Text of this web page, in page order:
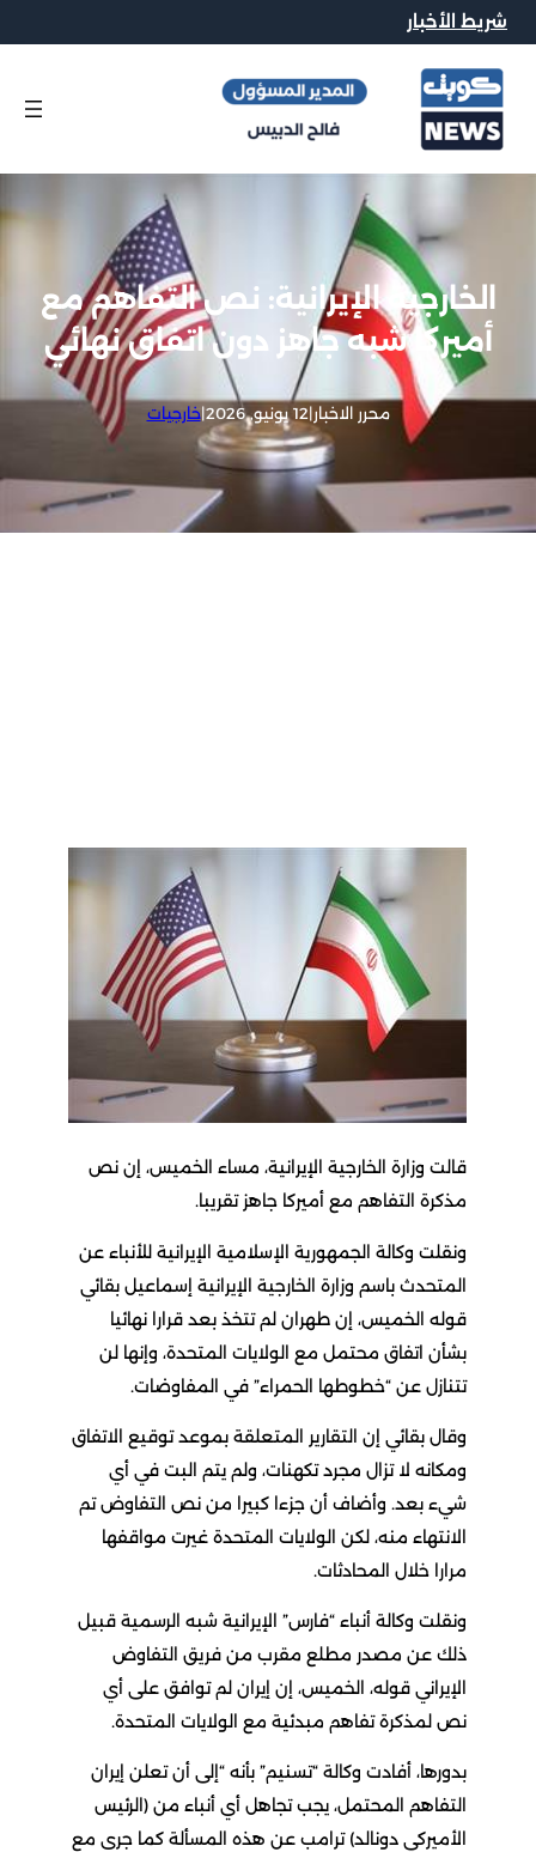
شريط الأخبار
الخارجية الإيرانية: نص التفاهم مع
أميركا شبه جاهز دون اتفاق نهائي
محرر الاخبار|12 يونيو, 2026 |خارجيات
قالت وزارة الخارجية الإيرانية، مساء الخميس، إن نص
مذكرة التفاهم مع أميركا جاهز تقريبا.
ونقلت وكالة الجمهورية الإسلامية الإيرانية للأنباء عن
المتحدث باسم وزارة الخارجية الإيرانية إسماعيل بقائي
قوله الخميس، إن طهران لم تتخذ بعد قرارا نهائيا
بشأن اتفاق محتمل مع الولايات المتحدة، وإنها لن
تتنازل عن “خطوطها الحمراء” في المفاوضات.
وقال بقائي إن التقارير المتعلقة بموعد توقيع الاتفاق
ومكانه لا تزال مجرد تكهنات، ولم يتم البت في أي
شيء بعد. وأضاف أن جزءا كبيرا من نص التفاوض تم
الانتهاء منه، لكن الولايات المتحدة غيرت مواقفها
مرارا خلال المحادثات.
ونقلت وكالة أنباء “فارس” الإيرانية شبه الرسمية قبيل
ذلك عن مصدر مطلع مقرب من فريق التفاوض
الإيراني قوله، الخميس، إن إيران لم توافق على أي
نص لمذكرة تفاهم مبدئية مع الولايات المتحدة.
بدورها، أفادت وكالة “تسنيم” بأنه “إلى أن تعلن إيران
التفاهم المحتمل، يجب تجاهل أي أنباء من (الرئيس
الأميركي دونالد) ترامب عن هذه المسألة كما جرى مع